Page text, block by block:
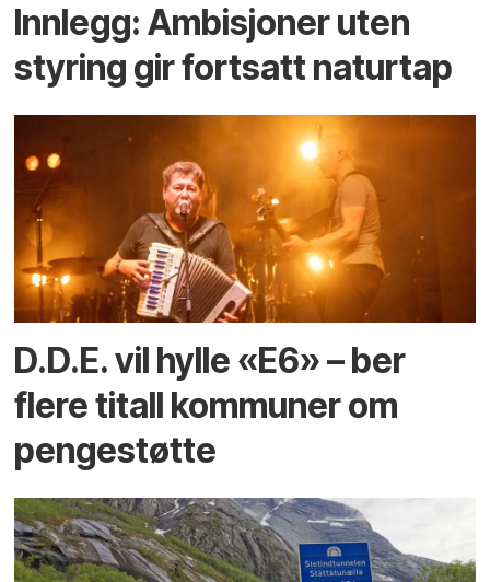
Innlegg: Ambisjoner uten
styring gir fortsatt naturtap
D.D.E. vil hylle «E6» – ber
flere titall kommuner om
pengestøtte